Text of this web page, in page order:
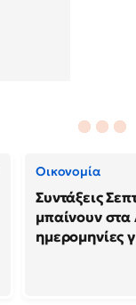
Οικονομία
Συντάξεις
μπαίνουν
ημερομηνίες